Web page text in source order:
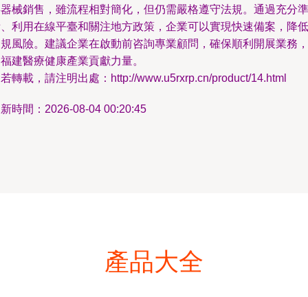
械銷售，雖流程相對簡化，但仍需嚴格遵守法規。通過充分準
利用在線平臺和關注地方政策，企業可以實現快速備案，降低
風險。建議企業在啟動前咨詢專業顧問，確保順利開展業務，
建醫療健康產業貢獻力量。
轉載，請注明出處：http://www.u5rxrp.cn/product/14.html
時間：2026-08-04 00:20:45
產品大全